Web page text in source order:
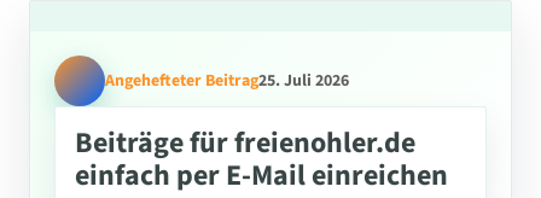
Angehefteter Beitrag25. Juli 2026
Beiträge für freienohler.de
einfach per E-Mail einreichen